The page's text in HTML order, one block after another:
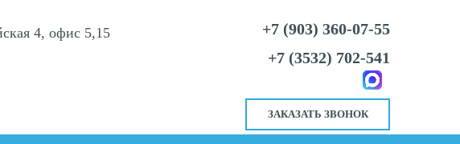
4, офис 5,15
+7 (903) 360-07-55
+7 (3532) 702-541
ЗАКАЗАТЬ ЗВОНОК